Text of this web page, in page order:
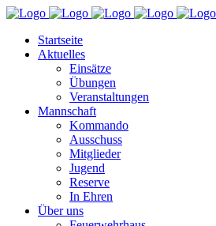
Startseite
Aktuelles
Einsätze
Übungen
Veranstaltungen
Mannschaft
Kommando
Ausschuss
Mitglieder
Jugend
Reserve
In Ehren
Über uns